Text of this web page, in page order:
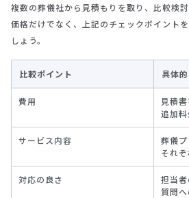
複数の葬儀社から見積もりを取り、比較検
価格だけでなく、上記のチェックポイント
しょう。
比較ポイント 具体
費用
見積
追加
サービス内容
葬儀
それ
対応の良さ
担当
質問